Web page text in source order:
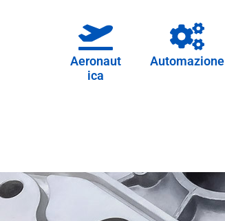
Aeronaut
ica
Automazione